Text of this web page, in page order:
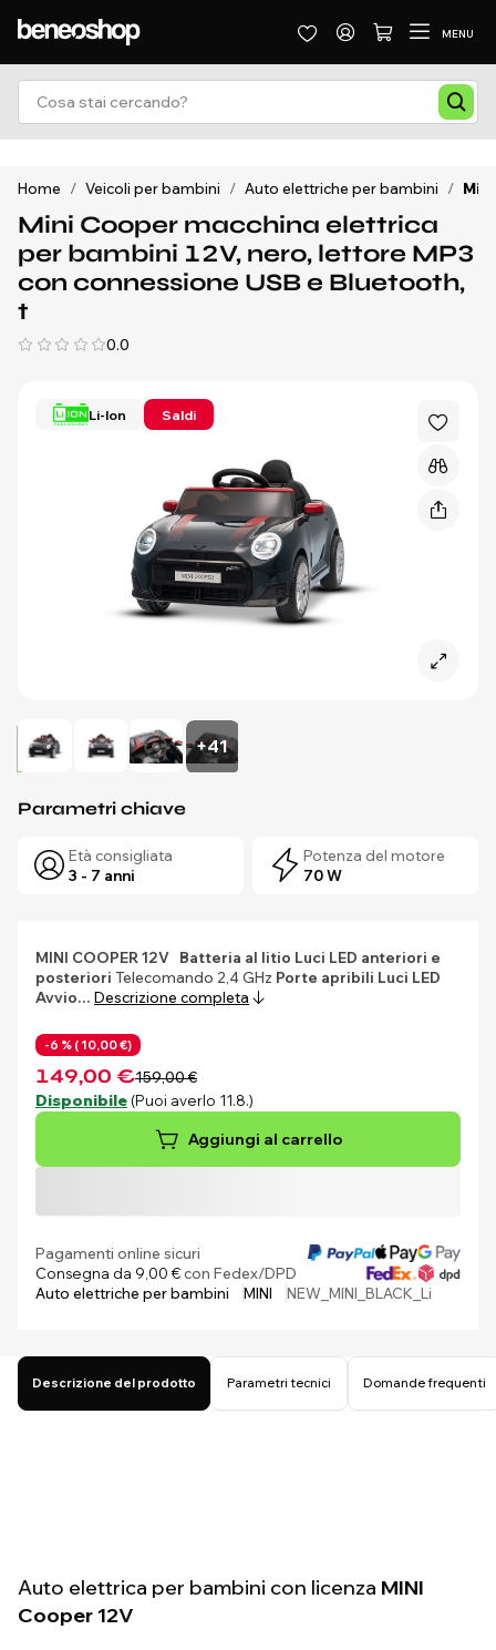
MENU
Home / Veicoli per bambini / Auto elettriche per bambini /
Mini Cooper macchina elettrica
per bambini 12V, nero, lettore MP3
con connessione USB e Bluetooth,
t
0.0
Li-Ion Saldi
+41
Parametri chiave
Età consigliata
3 - 7 anni
Potenza del motore
70 W
MINI COOPER 12V Batteria al litio Luci LED anteriori e
posteriori Telecomando 2,4 GHz Porte apribili Luci LED
Avvio… Descrizione completa
-6 % ( 10,00 €)
149,00 €159,00 €
Disponibile (Puoi averlo 11.8.)
Aggiungi al carrello
Pagamenti online sicuri
Consegna da 9,00 €con Fedex/DPD
Auto elettriche per bambini
MINI NEW_MINI_BLACK_Li
Descrizione del prodotto Parametri tecnici Domande frequenti
Auto elettrica per bambini con licenza MINI
Cooper 12V